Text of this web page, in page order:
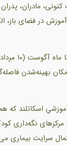
مادران،
در فضای باز،
بهینه‌شدن
اسکاتلند که
نگه‌داری
سرایت بیماری